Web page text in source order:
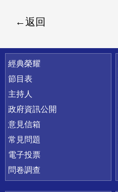
返回
快速連結
經典榮耀
節目表
主持人
政府資訊公開
意見信箱
常見問題
電子投票
問卷調查